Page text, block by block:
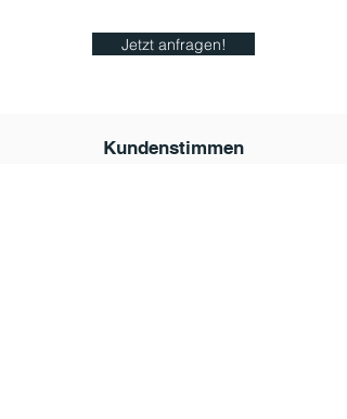
Jetzt anfragen!
Kundenstimmen